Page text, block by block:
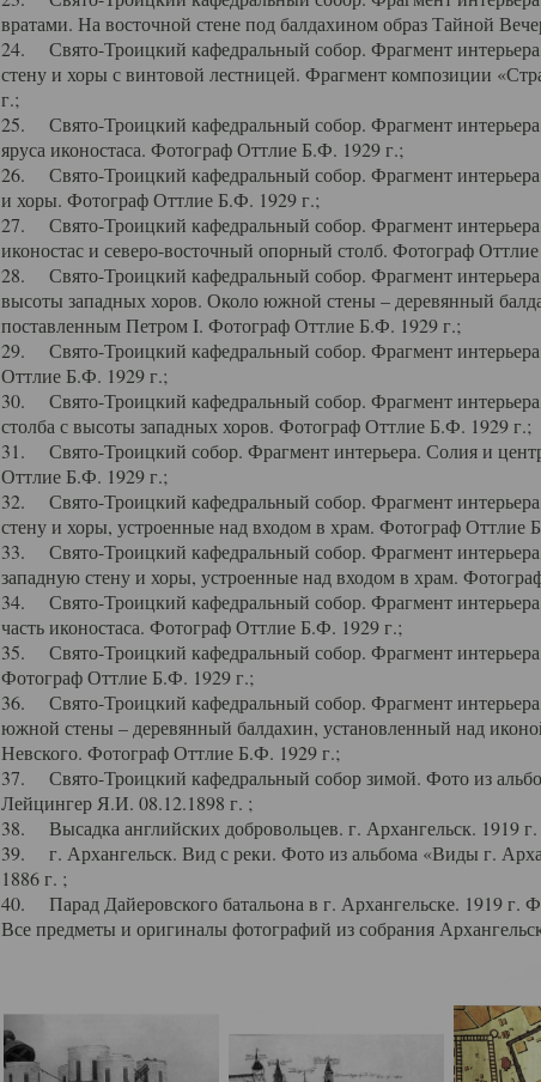
вратами. На восточной стене под балдахином образ Тайной
24. Свято-Троицкий кафедральный собор. Фрагмент
стену и хоры с винтовой лестницей. Фрагмент композиции
г.;
25. Свято-Троицкий кафедральный собор. Фрагмент
яруса иконостаса. Фотограф Оттлие Б.Ф. 1929 г.;
26. Свято-Троицкий кафедральный собор. Фрагмент
и хоры. Фотограф Оттлие Б.Ф. 1929 г.;
27. Свято-Троицкий кафедральный собор. Фрагмент
иконостас и северо-восточный опорный столб. Фотограф
28. Свято-Троицкий кафедральный собор. Фрагмент
высоты западных хоров. Около южной стены – деревянный
поставленным Петром I. Фотограф Оттлие Б.Ф. 1929 г.;
29. Свято-Троицкий кафедральный собор. Фрагмент
Оттлие Б.Ф. 1929 г.;
30. Свято-Троицкий кафедральный собор. Фрагмент
столба с высоты западных хоров. Фотограф Оттлие Б.Ф. 1929 г.;
31. Свято-Троицкий собор. Фрагмент интерьера. Солия и
Оттлие Б.Ф. 1929 г.;
32. Свято-Троицкий кафедральный собор. Фрагмент
стену и хоры, устроенные над входом в храм. Фотограф Оттлие
33. Свято-Троицкий кафедральный собор. Фрагмент
западную стену и хоры, устроенные над входом в храм.
34. Свято-Троицкий кафедральный собор. Фрагмент
часть иконостаса. Фотограф Оттлие Б.Ф. 1929 г.;
35. Свято-Троицкий кафедральный собор. Фрагмент
Фотограф Оттлие Б.Ф. 1929 г.;
36. Свято-Троицкий кафедральный собор. Фрагмент
южной стены – деревянный балдахин, установленный над
Невского. Фотограф Оттлие Б.Ф. 1929 г.;
37. Свято-Троицкий кафедральный собор зимой. Фото из
Лейцингер Я.И. 08.12.1898 г. ;
38. Высадка английских добровольцев. г. Архангельск. 1919
39. г. Архангельск. Вид с реки. Фото из альбома «Виды г.
1886 г. ;
40. Парад Дайеровского батальона в г. Архангельске. 1919 г.
Все предметы и оригиналы фотографий из собрания